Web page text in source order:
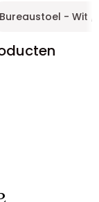
Bureaustoel - Wit /